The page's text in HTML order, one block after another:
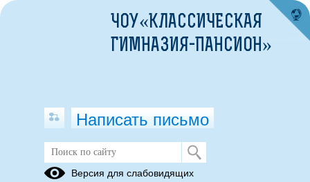
Победа
ЧОУ«КЛАССИЧЕСКАЯ
ГИМНАЗИЯ-ПАНСИОН»
Написать письмо
Версия для слабовидящих